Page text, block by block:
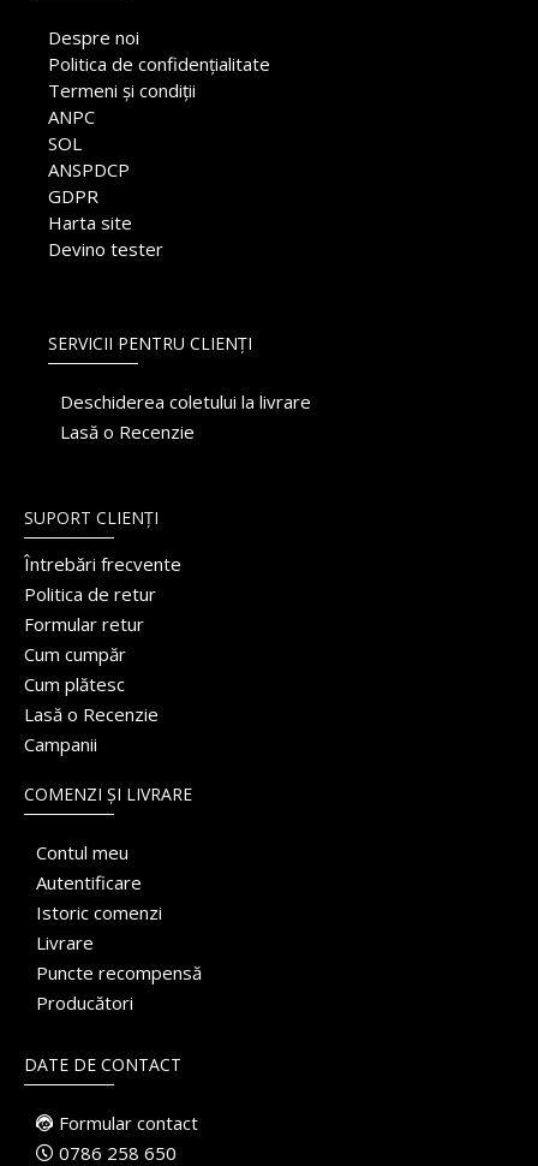
Despre noi
Politica de confidențialitate
Termeni și condiții
ANPC
SOL
ANSPDCP
GDPR
Harta site
Devino tester
SERVICII PENTRU CLIENȚI
Deschiderea coletului la livrare
Lasă o Recenzie
SUPORT CLIENȚI
Întrebări frecvente
Politica de retur
Formular retur
Cum cumpăr
Cum plătesc
Lasă o Recenzie
Campanii
COMENZI ȘI LIVRARE
Contul meu
Autentificare
Istoric comenzi
Livrare
Puncte recompensă
Producători
DATE DE CONTACT
Formular contact
0786 258 650